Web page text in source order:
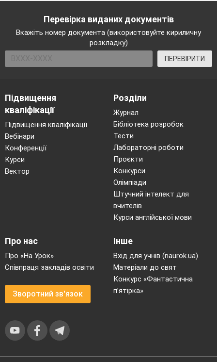
Перевірка виданих документів
Вкажіть номер документа (використовуйте кириличну
розкладку)
ПЕРЕВІРИТИ
Підвищення
кваліфікації
Підвищення кваліфікації
Вебінари
Конференції
Курси
Вектор
Розділи
Журнал
Бібліотека розробок
Тести
Лабораторні роботи
Проєкти
Конкурси
Олімпіади
Штучний інтелект для
вчителів
Курси англійської мови
Про нас
Про «На Урок»
Співпраця закладів освіти
Зворотний зв'язок
Інше
Вхід для учнів (naurok.ua)
Матеріали до свят
Конкурс «Фантастична
п’ятірка»